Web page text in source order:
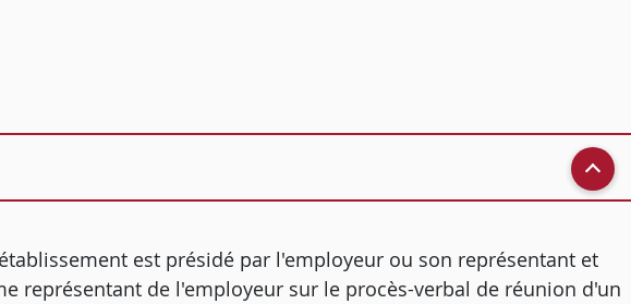
est présidé par l'employeur ou son représentant et
représentant de l'employeur sur le procès-verbal de réunion d'un